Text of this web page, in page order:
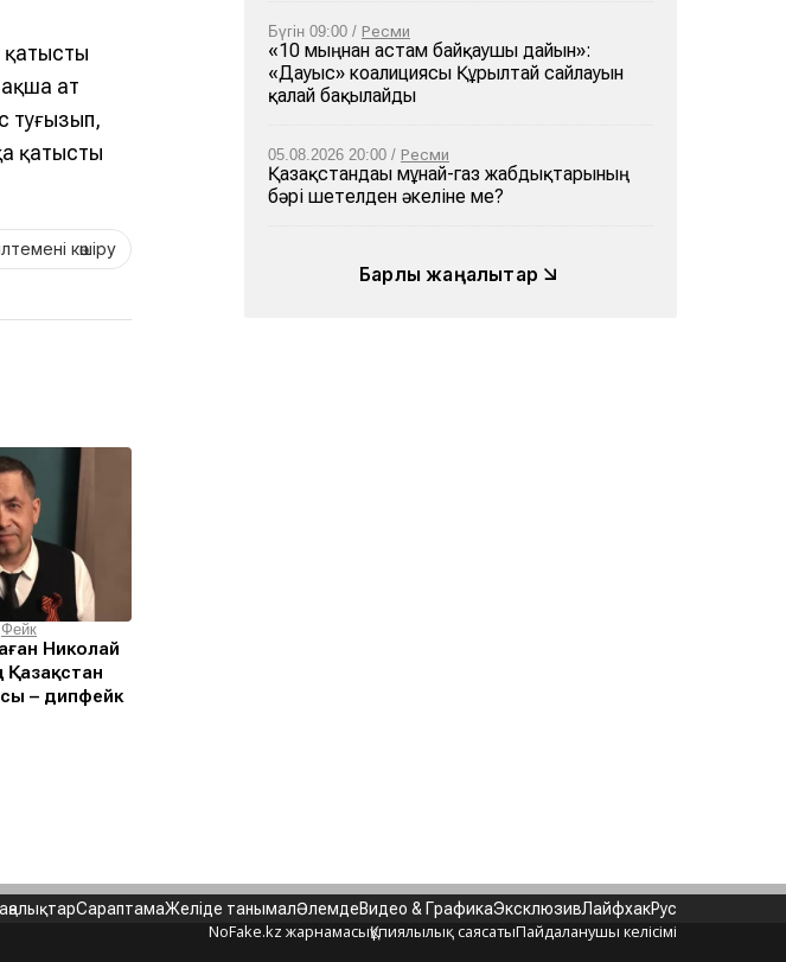
қатысты
ат
туғызып,
қатысты
көшіру
Фейк
Николай
Қазақстан
– дипфейк
Бүгін 09:00 / Ресми
«10 мыңнан астам байқаушы дайын»:
«Дауыс» коалициясы Құрылтай сайлауын
қалай бақылайды
05.08.2026 20:00 / Ресми
Қазақстандағы мұнай-газ жабдықтарының
бәрі шетелден әкеліне ме?
Барлық жаңалықтар
СараптамаЖеліде танымалӘлемдеВидео & ГрафикаЭксклюзивЛайфхакРус
NoFake.kz жарнамасыҚұпиялылық саясатыПайдаланушы келісімі